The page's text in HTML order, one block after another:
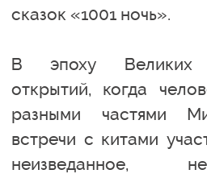
сказок «1001 ночь».
В эпоху Великих
открытий, когда
разными частями
встречи с китами
неизведанное,